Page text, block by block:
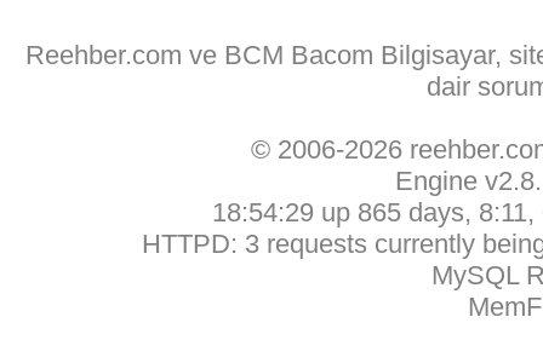
Reehber.com ve BCM Bacom Bilgisayar,
dair
© 2006-2026
Engine
18:54:29 up 865 days,
HTTPD: 3 requests currently
MySQL